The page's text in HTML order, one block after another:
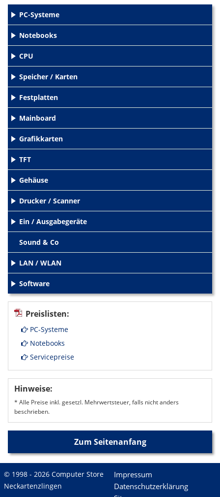
PC-Systeme
Notebooks
+CPU
+Speicher / Karten
Festplatten
Mainboard
+Grafikkarten
TFT
+Gehäuse
Drucker / Scanner
Ein / Ausgabegeräte
Sound & Co
LAN / WLAN
+Software
Preislisten:
PC-Systeme
Notebooks
Servicepreise
Hinweise:
* Alle Preise inkl. gesetzl. Mehrwertsteuer, falls nicht anders
beschrieben.
Zum Seitenanfang
© 1998 - 2026 Computer Store
Neckartenzlingen
Impressum
Datenschutzerklärung